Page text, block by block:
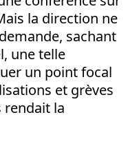
la direction ne
sachant
une telle
un point focal
et grèves
rendait la